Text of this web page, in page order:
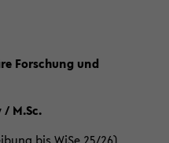
Forschung und
/ M.Sc.